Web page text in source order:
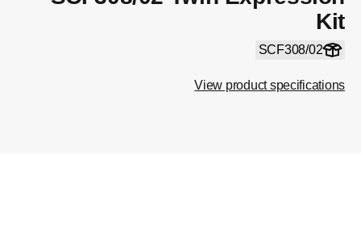
Kit
SCF308/02
View product specifications